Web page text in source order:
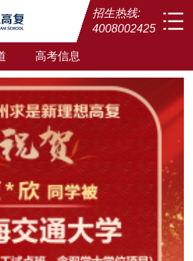
招生热线:
4008002425
高考信息